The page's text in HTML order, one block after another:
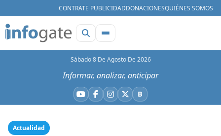
CONTRATE PUBLICIDADDONACIONESQUIÉNES SOMOS
Sábado 8 De Agosto De 2026
Informar, analizar, anticipar
YouTube
Facebook
Instagram
X BBluesky
Actualidad